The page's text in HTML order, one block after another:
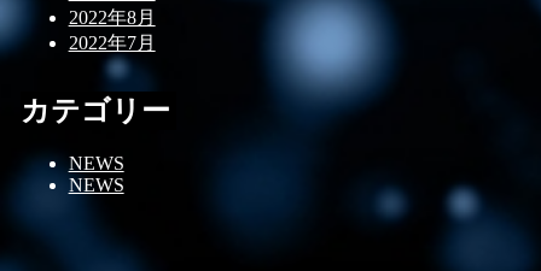
2022年8月
2022年7月
カテゴリー
NEWS
NEWS